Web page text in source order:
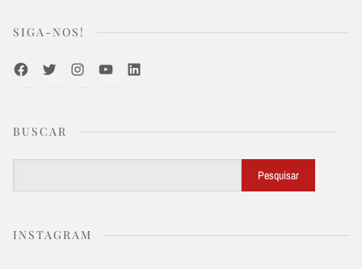
SIGA-NOS!
FacebookTwitterInstagramYoutubeLinkedIn
BUSCAR
Pesquisar
INSTAGRAM